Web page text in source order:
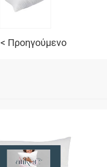
< Προηγούμενο